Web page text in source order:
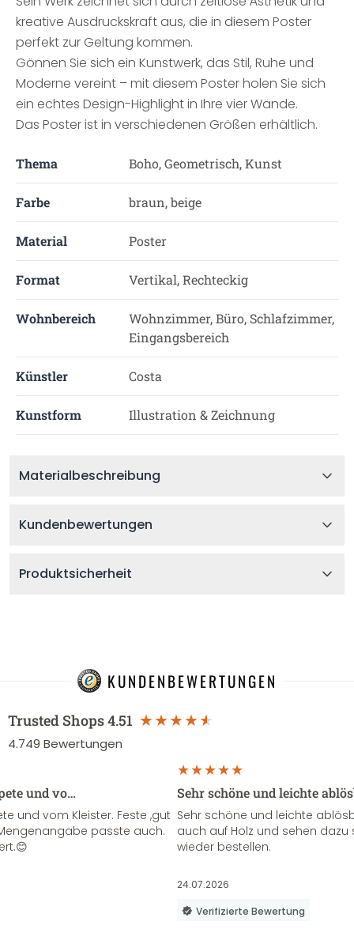
kreative Ausdruckskraft aus, die in diesem Poster
perfekt zur Geltung kommen.
Gönnen Sie sich ein Kunstwerk, das Stil, Ruhe und
Moderne vereint – mit diesem Poster holen Sie sich
ein echtes Design-Highlight in Ihre vier Wände.
Das Poster ist in verschiedenen Größen erhältlich.
Thema Boho, Geometrisch, Kunst
Farbe braun, beige
Material Poster
Format Vertikal, Rechteckig
Wohnbereich
Wohnzimmer, Büro, Schlafzimmer,
Eingangsbereich
Künstler Costa
Kunstform Illustration & Zeichnung
Materialbeschreibung
Kundenbewertungen
Produktsicherheit
KUNDENBEWERTUNGEN
Trusted Shops4.51
4.749 Bewertungen
und vo…
und vom Kleister. Feste ,gut
passte auch.
Sehr schöne und leichte
Sehr schöne und leichte
auch auf Holz und sehen
wieder bestellen.
24.07.2026
Verifizierte Bewertung